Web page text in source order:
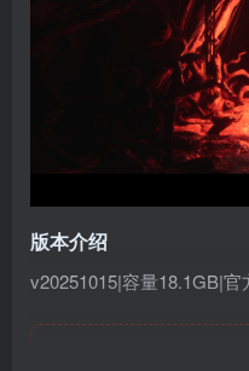
版本介绍
v20251015|容量18.1GB|